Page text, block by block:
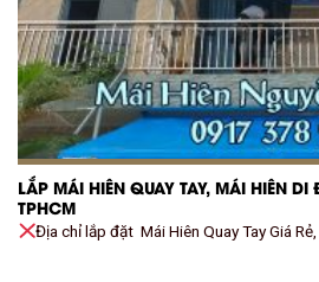
LẮP MÁI HIÊN QUAY TAY, MÁI HIÊN
TPHCM
Địa chỉ lắp đặt Mái Hiên Quay Tay Giá